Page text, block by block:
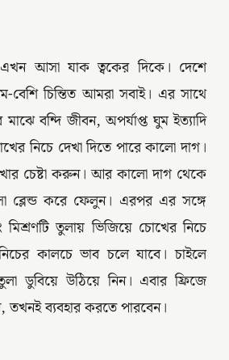
এখন আসা যাক ত্বকের দিকে। দেশে
বেশি চিন্তিত আমরা সবাই। এর সাথে
মাঝে বন্দি জীবন, অপর্যাপ্ত ঘুম ইত্যাদি
নিচে দেখা দিতে পারে কালো দাগ।
চেষ্টা করুন। আর কালো দাগ থেকে
ব্লেন্ড করে ফেলুন। এরপর এর সঙ্গে
মিশ্রণটি তুলায় ভিজিয়ে চোখের নিচে
কালচে ভাব চলে যাবে। চাইলে
ডুবিয়ে উঠিয়ে নিন। এবার ফ্রিজে
ব্যবহার করতে পারবেন।